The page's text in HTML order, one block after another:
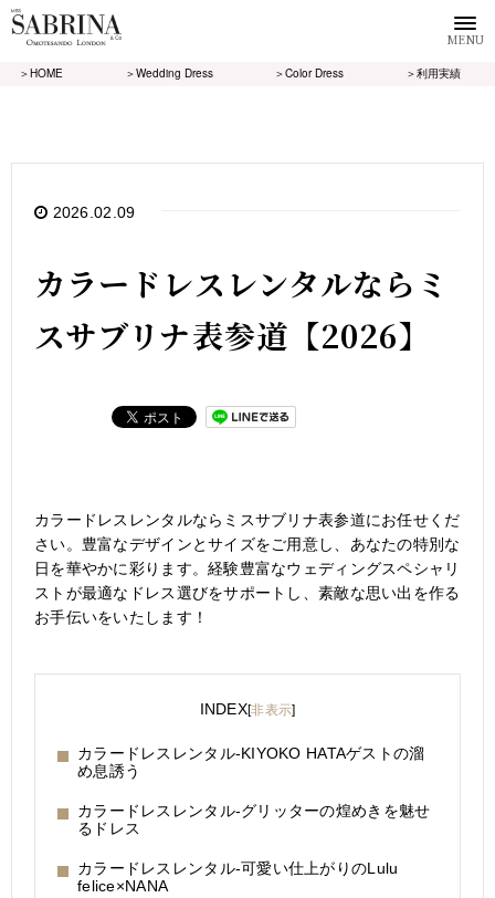
MENU
＞HOME ＞Wedding Dress ＞Color Dress ＞利用実績
2026.02.09
カラードレスレンタルならミ
スサブリナ表参道【2026】
カラードレスレンタルならミスサブリナ表参道にお任せくだ
さい。豊富なデザインとサイズをご用意し、あなたの特別な
日を華やかに彩ります。経験豊富なウェディングスペシャリ
ストが最適なドレス選びをサポートし、素敵な思い出を作る
お手伝いをいたします！
INDEX[非表示]
カラードレスレンタル-KIYOKO HATAゲストの溜
め息誘う
カラードレスレンタル-グリッターの煌めきを魅せ
るドレス
カラードレスレンタル-可愛い仕上がりのLulu
felice×NANA